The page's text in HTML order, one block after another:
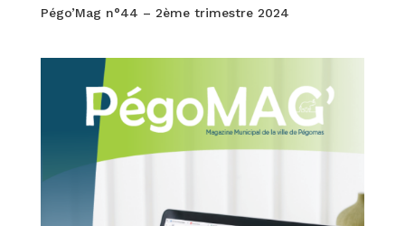
Pégo’Mag n°44 – 2ème trimestre 2024